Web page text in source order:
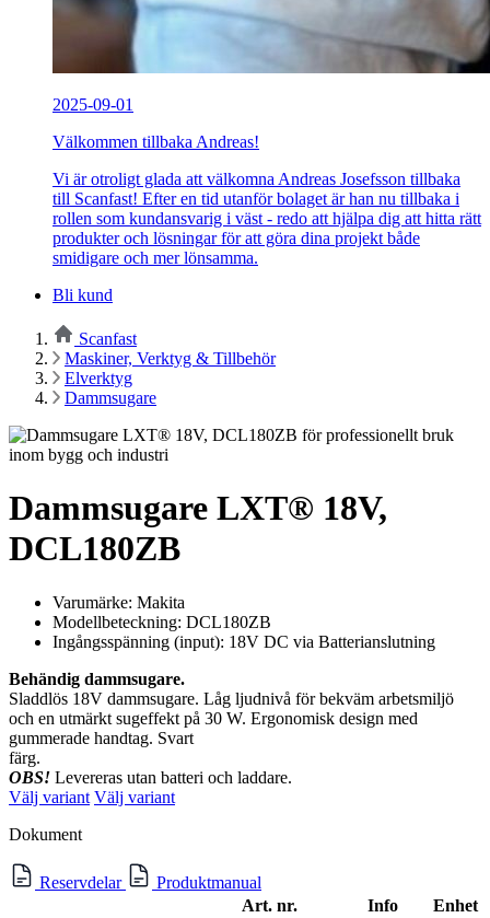
2025-09-01
Välkommen tillbaka Andreas!
Vi är otroligt glada att välkomna Andreas Josefsson tillbaka
till Scanfast! Efter en tid utanför bolaget är han nu tillbaka i
rollen som kundansvarig i väst - redo att hjälpa dig att hitta rätt
produkter och lösningar för att göra dina projekt både
smidigare och mer lönsamma.
Bli kund
Scanfast
Maskiner, Verktyg & Tillbehör
Elverktyg
Dammsugare
Dammsugare LXT® 18V,
DCL180ZB
Varumärke: Makita
Modellbeteckning: DCL180ZB
Ingångsspänning (input): 18V DC via Batterianslutning
Behändig dammsugare.
Sladdlös 18V dammsugare. Låg ljudnivå för bekväm arbetsmiljö
och en utmärkt sugeffekt på 30 W. Ergonomisk design med
gummerade handtag. Svart
färg.
OBS! Levereras utan batteri och laddare.
Välj variant Välj variant
Dokument
Reservdelar
Produktmanual
Art. nr.
Info Enhet